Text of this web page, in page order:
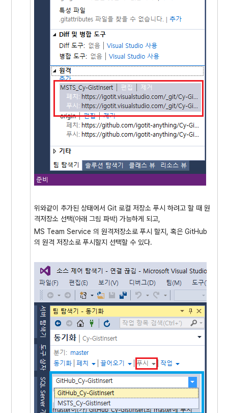
위와같이 추가된 상태에서 Git 로컬 저장소 푸시 하려고 할 때 원
격저장소 선택(아래 그림 파박) 가능하게 되고,
MS Team Service 의 원격저장소로 푸시 할지, 혹은 GitHub
의 원격 저장소로 푸시할지 선택할 수 있다.